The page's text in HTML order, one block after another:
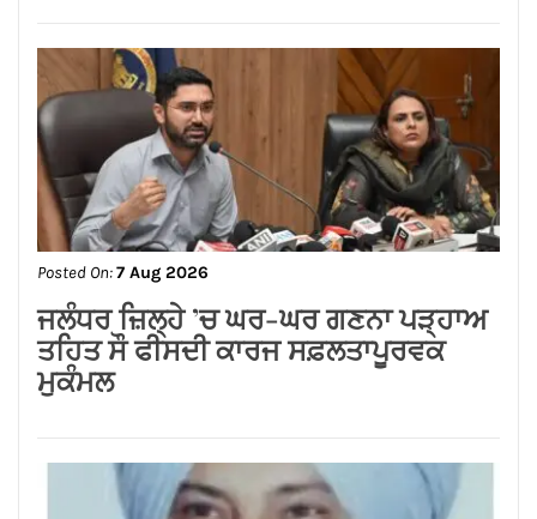
Posted On: 7 Aug 2026
लायंस क्लब जालंधर द्वारा मदर टेरेसा होम में सेवा
कार्य*